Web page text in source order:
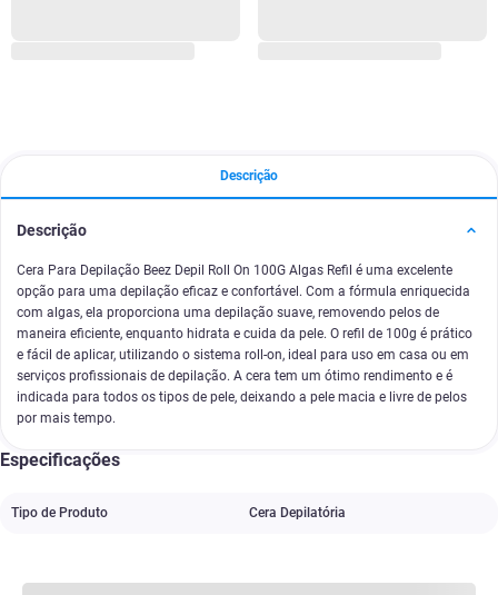
Descrição
Descrição
Cera Para Depilação Beez Depil Roll On 100G Algas Refil é uma excelente
opção para uma depilação eficaz e confortável. Com a fórmula enriquecida
com algas, ela proporciona uma depilação suave, removendo pelos de
maneira eficiente, enquanto hidrata e cuida da pele. O refil de 100g é prático
e fácil de aplicar, utilizando o sistema roll-on, ideal para uso em casa ou em
serviços profissionais de depilação. A cera tem um ótimo rendimento e é
indicada para todos os tipos de pele, deixando a pele macia e livre de pelos
por mais tempo.
Especificações
Tipo de Produto Cera Depilatória